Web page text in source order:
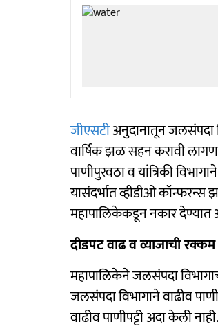
जीएसटीअनुदानातून जलसंपदा
वार्षिक झळ सहन करावी
पाणीपुरवठा व यांत्रिकी
यासंदर्भात व्हीडीओ कॉन्फरन्स
महापालिकेकडून नकार
दीडपट वाढ व व्याजाची रक्कम
महापालिकेने जलसंपदा
जलसंपदा विभागाने वाढीव
वाढीव पाणीपट्टी अदा केली